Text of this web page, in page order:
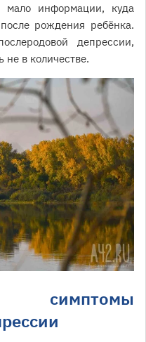
информации, куда
рождения ребёнка.
депрессии,
не в количестве.
симптомы